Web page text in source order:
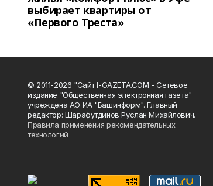
выбирает квартиры от
«Первого Треста»
© 2011-2026 "Сайт I-GAZETA.COM - Сетевое
издание "Общественная электронная газета"
учреждена АО ИА "Башинформ". Главный
редактор: Шарафутдинов Руслан Михайлович.
Правила применения рекомендательных
технологий